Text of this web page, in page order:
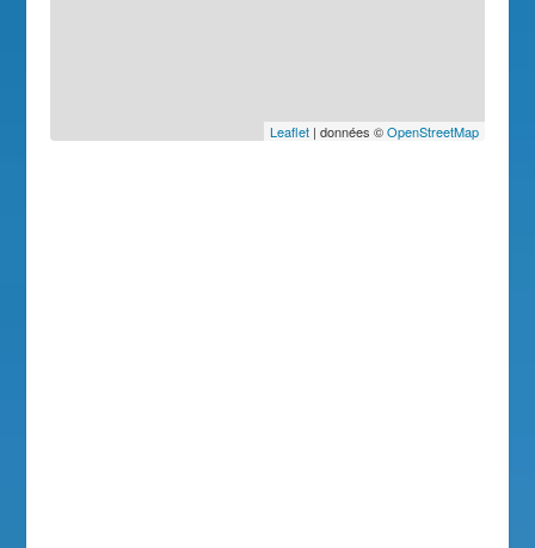
Leaflet| données ©OpenStreetMap